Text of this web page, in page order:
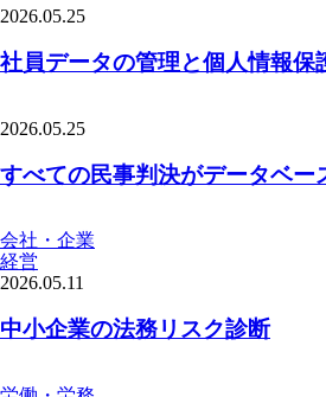
2026.05.25
社員データの管理と個人情報保
2026.05.25
すべての民事判決がデータベー
会社・企業
経営
2026.05.11
中小企業の法務リスク診断